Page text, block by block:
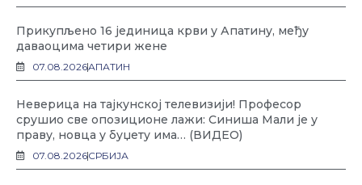
Прикупљено 16 јединица крви у Апатину, међу
даваоцима четири жене
07.08.2026АПАТИН
Неверица на тајкунској телевизији! Професор
срушио све опозиционе лажи: Синиша Мали је у
праву, новца у буџету има… (ВИДЕО)
07.08.2026СРБИЈА